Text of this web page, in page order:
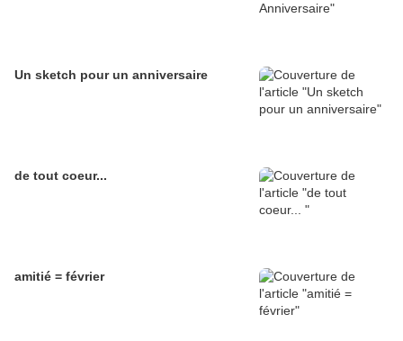
Un sketch pour un anniversaire
de tout coeur...
amitié = février